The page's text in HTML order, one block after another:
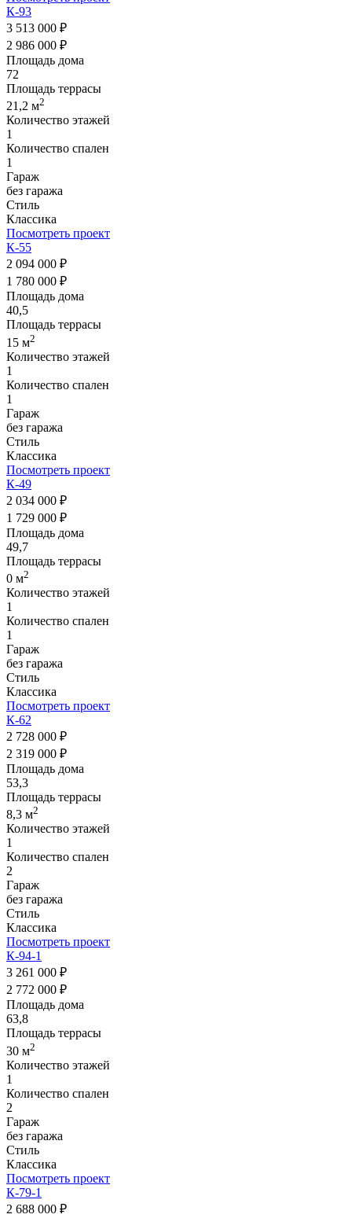
К-93
3 513 000 ₽
2 986 000 ₽
Площадь дома
72
Площадь террасы
21,2 м2
Количество этажей
1
Количество спален
1
Гараж
без гаража
Стиль
Классика
Посмотреть проект
К-55
2 094 000 ₽
1 780 000 ₽
Площадь дома
40,5
Площадь террасы
15 м2
Количество этажей
1
Количество спален
1
Гараж
без гаража
Стиль
Классика
Посмотреть проект
К-49
2 034 000 ₽
1 729 000 ₽
Площадь дома
49,7
Площадь террасы
0 м2
Количество этажей
1
Количество спален
1
Гараж
без гаража
Стиль
Классика
Посмотреть проект
К-62
2 728 000 ₽
2 319 000 ₽
Площадь дома
53,3
Площадь террасы
8,3 м2
Количество этажей
1
Количество спален
2
Гараж
без гаража
Стиль
Классика
Посмотреть проект
К-94-1
3 261 000 ₽
2 772 000 ₽
Площадь дома
63,8
Площадь террасы
30 м2
Количество этажей
1
Количество спален
2
Гараж
без гаража
Стиль
Классика
Посмотреть проект
К-79-1
2 688 000 ₽